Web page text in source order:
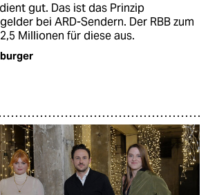
gut. Das ist das Prinzip
bei ARD-Sendern. Der RBB zum
Millionen für diese aus.